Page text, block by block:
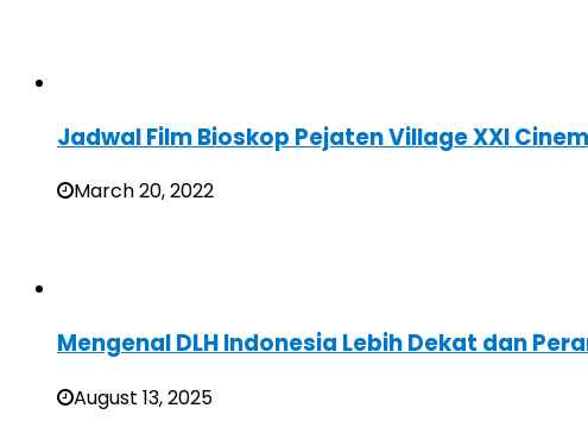
Jadwal Film Bioskop Pejaten Village XXI
March 20, 2022
Mengenal DLH Indonesia Lebih Dekat dan
August 13, 2025